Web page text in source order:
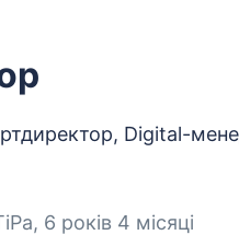
Digital-
6 років 4 місяці